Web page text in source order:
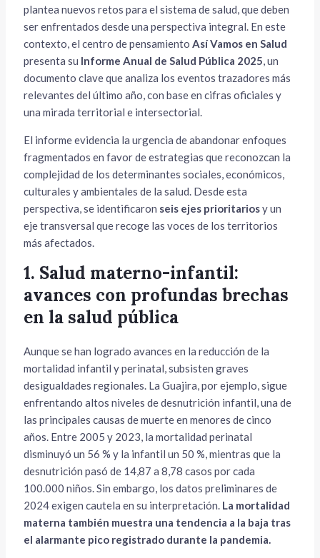
plantea nuevos retos para el sistema de salud, que deben
ser enfrentados desde una perspectiva integral. En este
contexto, el centro de pensamientoAsí Vamos en Salud
presenta su Informe Anual de Salud Pública 2025, un
documento clave que analiza los eventos trazadores más
relevantes del último año, con base en cifras oficiales y
una mirada territorial e intersectorial.
El informe evidencia la urgencia de abandonar enfoques
fragmentados en favor de estrategias que reconozcan la
complejidad de los determinantes sociales, económicos,
culturales y ambientales de la salud. Desde esta
perspectiva, se identificaron seis ejes prioritariosy un
eje transversal que recoge las voces de los territorios
más afectados.
1. Salud materno-infantil:
avances con profundas brechas
en la salud pública
Aunque se han logrado avances en la reducción de la
mortalidad infantil y perinatal, subsisten graves
desigualdades regionales. La Guajira, por ejemplo, sigue
enfrentando altos niveles de desnutrición infantil, una de
las principales causas de muerte en menores de cinco
años. Entre 2005 y 2023, la mortalidad perinatal
disminuyó un 56 % y la infantil un 50 %, mientras que la
desnutrición pasó de 14,87 a 8,78 casos por cada
100.000 niños. Sin embargo, los datos preliminares de
2024 exigen cautela en su interpretación. La mortalidad
materna también muestra una tendencia a la baja tras
el alarmante pico registrado durante la pandemia.